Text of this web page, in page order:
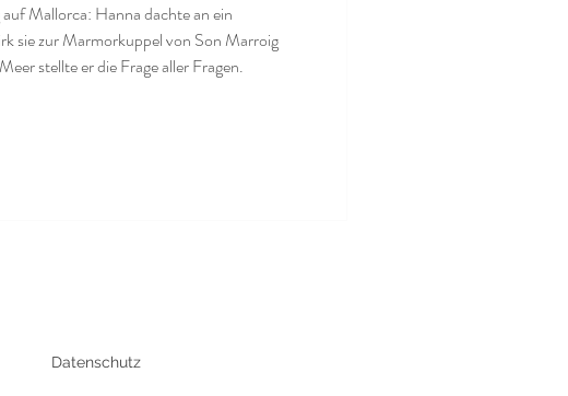
Mallorca: Hanna dachte an ein
sie zur Marmorkuppel von Son Marroig
stellte er die Frage aller Fragen.
Datenschutz